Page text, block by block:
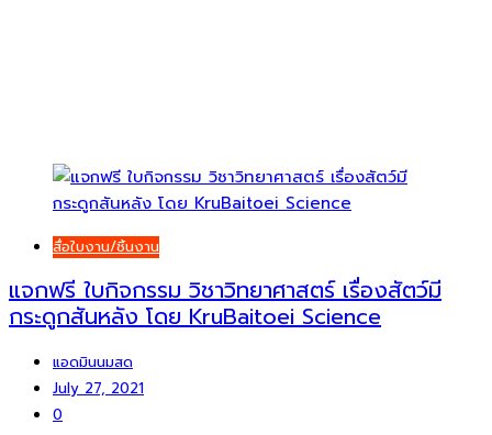
สื่อใบงาน/ชิ้นงาน
แจกฟรี ใบกิจกรรม วิชาวิทยาศาสตร์ เรื่องสัตว์มี
กระดูกสันหลัง โดย KruBaitoei Science
แอดมินนมสด
July 27, 2021
0